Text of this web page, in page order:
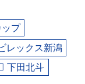
ップ
レックス新潟
下田北斗